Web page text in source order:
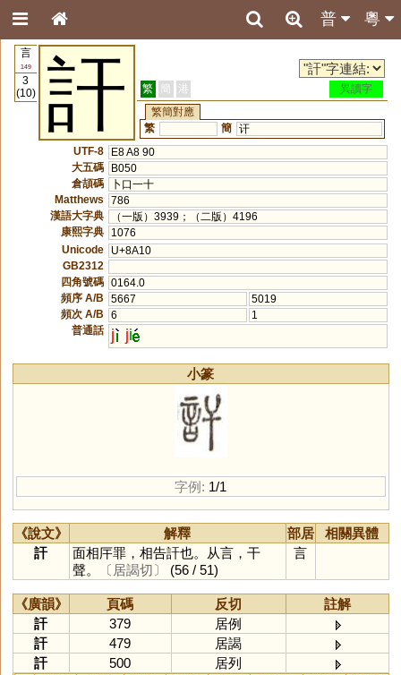
粵
普
言
149
3
(10)
訐 繁 簡 港
異讀字
繁簡對應
繁
簡 讦
UTF-8
E8 A8 90
大五碼
B050
倉頡碼
卜口一十
Matthews
786
漢語大字典
（一版）3939；（二版）4196
康熙字典
1076
Unicode
U+8A10
GB2312
四角號碼 0164.0
頻序 A/B
5667
5019
頻次 A/B
6
1
普通話
j ji
小篆
字例: 1/1
《說文》 解釋 部居
相關異體
訐
面相厈罪，相告訐也。从言，干
聲。
〔居謁切〕 (56 / 51)
言
《廣韻》 頁碼 反切
註解
訐
379
居例
訐
479
居謁
訐
500 居列